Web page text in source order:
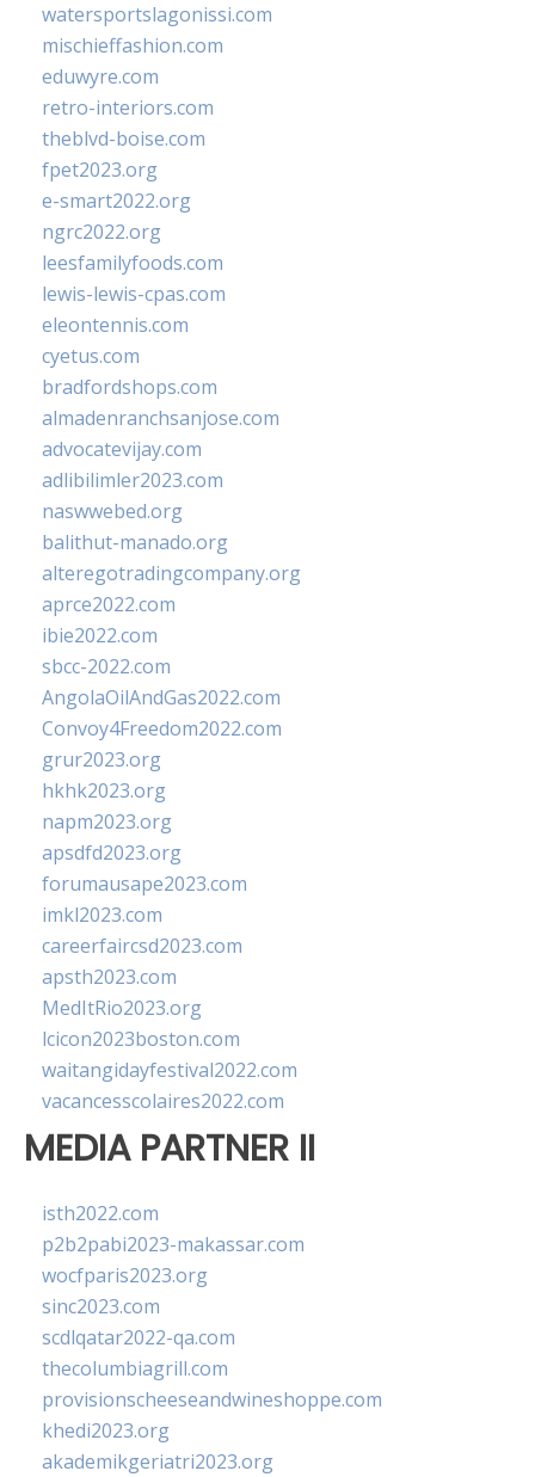
watersportslagonissi.com
mischieffashion.com
eduwyre.com
retro-interiors.com
theblvd-boise.com
fpet2023.org
e-smart2022.org
ngrc2022.org
leesfamilyfoods.com
lewis-lewis-cpas.com
eleontennis.com
cyetus.com
bradfordshops.com
almadenranchsanjose.com
advocatevijay.com
adlibilimler2023.com
naswwebed.org
balithut-manado.org
alteregotradingcompany.org
aprce2022.com
ibie2022.com
sbcc-2022.com
AngolaOilAndGas2022.com
Convoy4Freedom2022.com
grur2023.org
hkhk2023.org
napm2023.org
apsdfd2023.org
forumausape2023.com
imkl2023.com
careerfaircsd2023.com
apsth2023.com
MedItRio2023.org
lcicon2023boston.com
waitangidayfestival2022.com
vacancesscolaires2022.com
MEDIA PARTNER II
isth2022.com
p2b2pabi2023-makassar.com
wocfparis2023.org
sinc2023.com
scdlqatar2022-qa.com
thecolumbiagrill.com
provisionscheeseandwineshoppe.com
khedi2023.org
akademikgeriatri2023.org